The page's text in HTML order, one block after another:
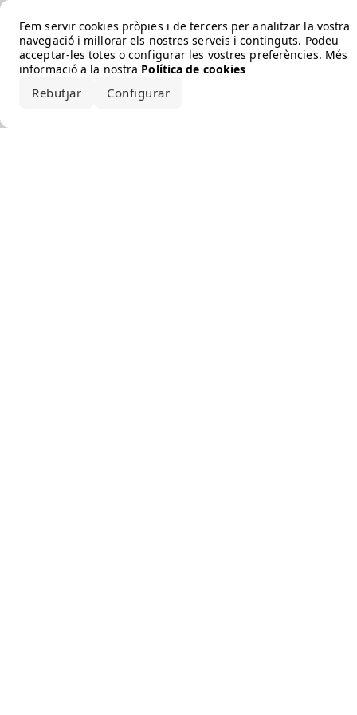
Fem servir cookies pròpies i de tercers per analitzar la vostra
navegació i millorar els nostres serveis i continguts. Podeu
acceptar-les totes o configurar les vostres preferències. Més
informació a la nostra Política de cookies
Rebutjar Configurar
Error loading the brand